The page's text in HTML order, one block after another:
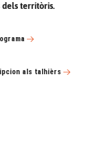
dels territòris.
als talhièrs